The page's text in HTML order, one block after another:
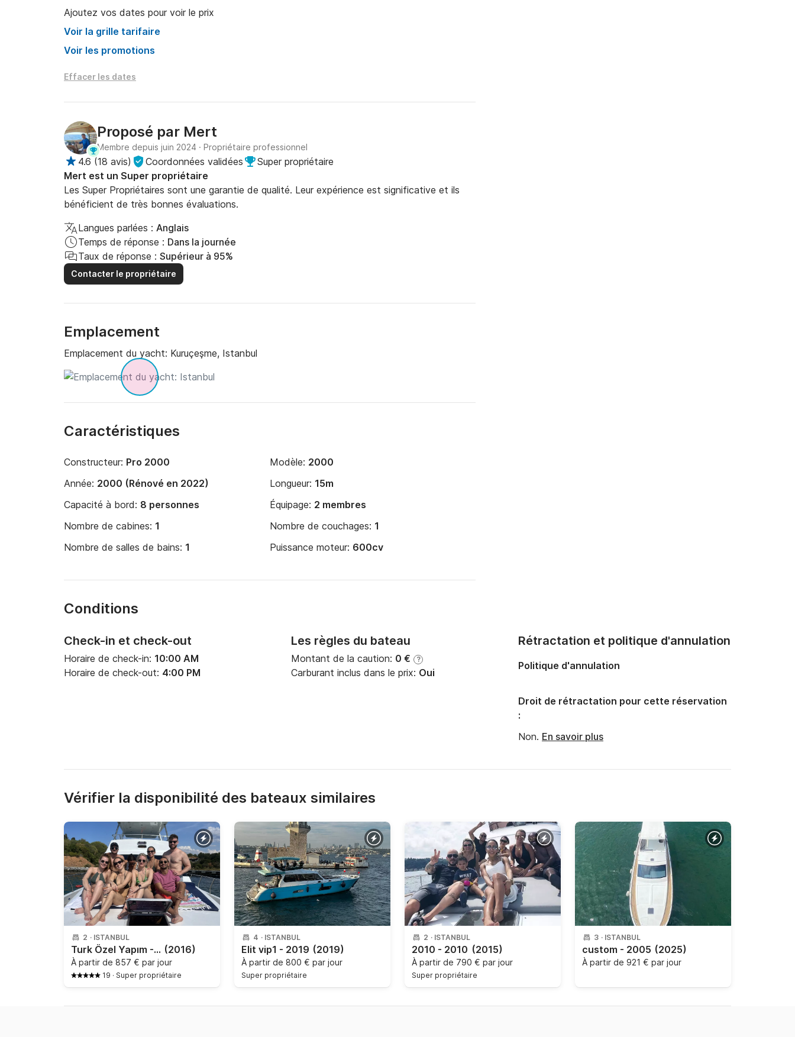
Ajoutez vos dates pour voir le prix
Voir la grille tarifaire
Voir les promotions
Effacer les dates
Proposé par Mert
Membre depuis juin 2024 · Propriétaire professionnel
4.6 (18 avis) Coordonnées validées
Super propriétaire
Mert est un Super propriétaire
Les Super Propriétaires sont une garantie de qualité. Leur expérience est significative et ils
bénéficient de très bonnes évaluations.
Langues parlées : Anglais
Temps de réponse : Dans la journée
Taux de réponse : Supérieur à 95%
Contacter le propriétaire
Emplacement
Emplacement du yacht: Kuruçeşme, Istanbul
Caractéristiques
Constructeur: Pro 2000 Modèle: 2000
Année: 2000 (Rénové en 2022) Longueur: 15m
Capacité à bord: 8 personnes Équipage: 2 membres
Nombre de cabines: 1 Nombre de couchages: 1
Nombre de salles de bains: 1 Puissance moteur: 600cv
Conditions
Check-in et check-out
Horaire de check-in: 10:00 AM
Horaire de check-out: 4:00 PM
Les règles du bateau
Montant de la caution: 0 € ?
Carburant inclus dans le prix: Oui
Rétractation et politique d'annulation
Politique d'annulation
Droit de rétractation pour cette réservation
:
Non. En savoir plus
Vérifier la disponibilité des bateaux similaires
2 · ISTANBUL
Turk Özel Yapım - 2015 (2016)
À partir de 857 € par jour
19 · Super propriétaire
4 · ISTANBUL
Elit vip1 - 2019 (2019)
À partir de 800 € par jour
Super propriétaire
2 · ISTANBUL
2010 - 2010 (2015)
À partir de 790 € par jour
Super propriétaire
3 · ISTANBUL
custom - 2005 (2025)
À partir de 921 € par jour